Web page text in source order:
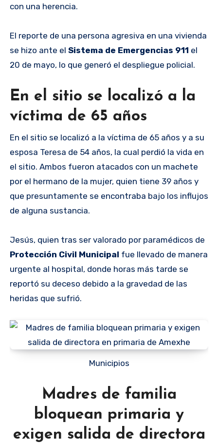
con una herencia.
El reporte de una persona agresiva en una vivienda
se hizo ante el Sistema de Emergencias 911 el
20 de mayo, lo que generó el despliegue policial.
En el sitio se localizó a la
víctima de 65 años
En el sitio se localizó a la víctima de 65 años y a su
esposa Teresa de 54 años, la cual perdió la vida en
el sitio. Ambos fueron atacados con un machete
por el hermano de la mujer, quien tiene 39 años y
que presuntamente se encontraba bajo los influjos
de alguna sustancia.
Jesús, quien tras ser valorado por paramédicos de
Protección Civil Municipal fue llevado de manera
urgente al hospital, donde horas más tarde se
reportó su deceso debido a la gravedad de las
heridas que sufrió.
Municipios
Madres de familia
bloquean primaria y
exigen salida de directora